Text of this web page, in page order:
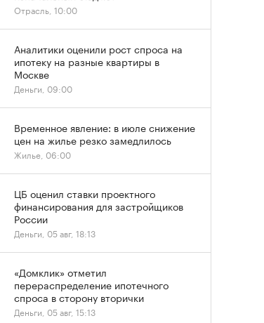
Отрасль, 10:00
Аналитики оценили рост спроса на
ипотеку на разные квартиры в
Москве
Деньги, 09:00
Временное явление: в июле снижение
цен на жилье резко замедлилось
Жилье, 06:00
ЦБ оценил ставки проектного
финансирования для застройщиков
России
Деньги, 05 авг, 18:13
«Домклик» отметил
перераспределение ипотечного
спроса в сторону вторички
Деньги, 05 авг, 15:13